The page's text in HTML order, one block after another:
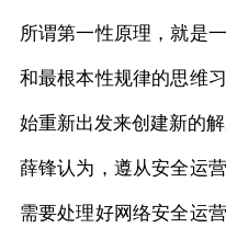
所谓第一性原理，就是
和最根本性规律的思维
始重新出发来创建新的解
薛锋认为，遵从安全运
需要处理好网络安全运